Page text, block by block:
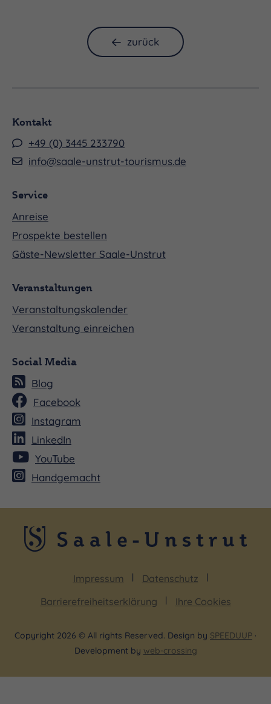
zurück
Kontakt
+49 (0) 3445 233790
info@saale-unstrut-tourismus.de
Service
Anreise
Prospekte bestellen
Gäste-Newsletter Saale-Unstrut
Veranstaltungen
Veranstaltungskalender
Veranstaltung einreichen
Social Media
Blog
Facebook
Instagram
LinkedIn
YouTube
Handgemacht
Impressum
Datenschutz
Barrierefreiheitserklärung
Ihre Cookies
Copyright 2026 © All rights Reserved. Design by SPEEDUUP ·
Development by web-crossing